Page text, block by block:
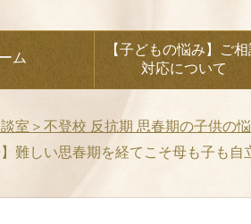
ム
【子どもの悩み】ご
対応について
談室＞不登校 反抗期 思春期の子供の
】難しい思春期を経てこそ母も子も自